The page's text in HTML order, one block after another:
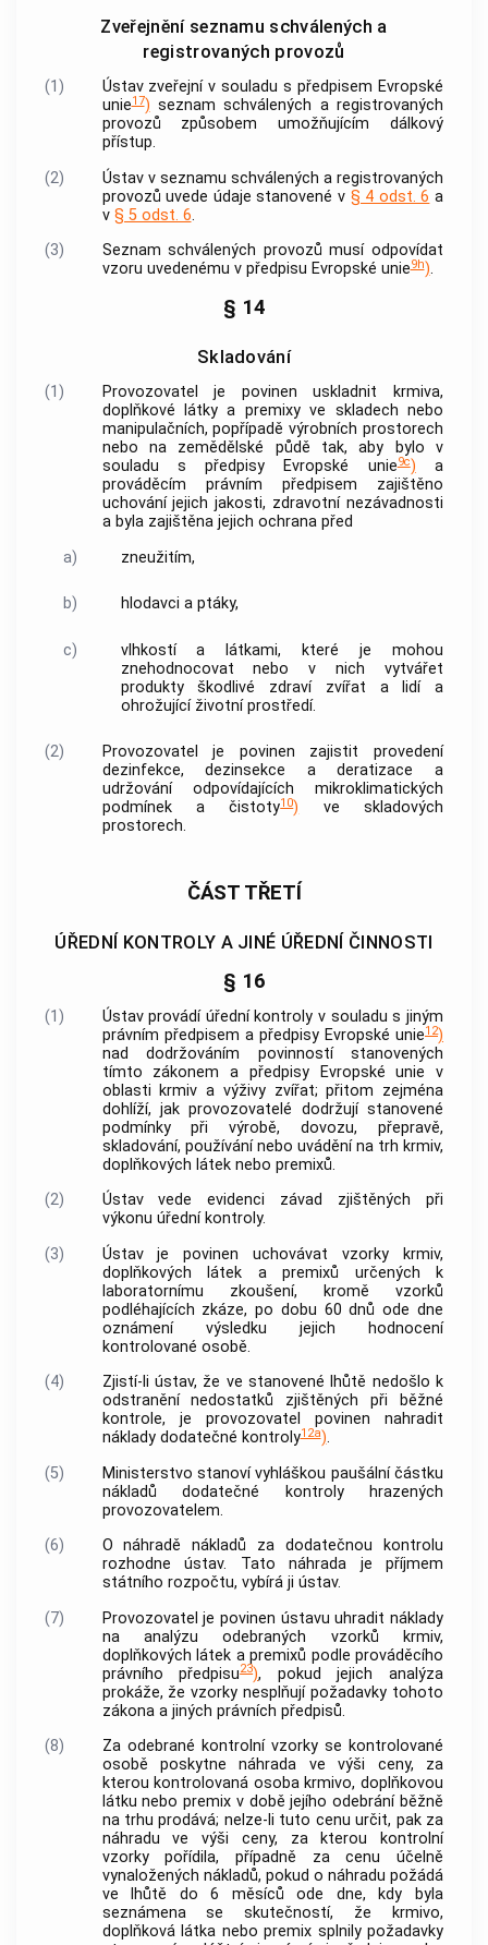
Zveřejnění seznamu schválených a
registrovaných provozů
(1)
Ústav zveřejní v souladu s předpisem Evropské
unie17) seznam schválených a registrovaných
provozů způsobem umožňujícím dálkový
přístup.
(2)
Ústav v seznamu schválených a registrovaných
provozů uvede údaje stanovené v § 4 odst. 6 a
v § 5 odst. 6.
(3)
Seznam schválených provozů musí odpovídat
vzoru uvedenému v předpisu Evropské unie9h).
§ 14
Skladování
(1)
Provozovatel je povinen uskladnit krmiva,
doplňkové látky a premixy ve skladech nebo
manipulačních, popřípadě výrobních prostorech
nebo na zemědělské půdě tak, aby bylo v
souladu s předpisy Evropské unie9c) a
prováděcím právním předpisem zajištěno
uchování jejich jakosti, zdravotní nezávadnosti
a byla zajištěna jejich ochrana před
a)
zneužitím,
b) hlodavci a ptáky,
c)
vlhkostí a látkami, které je mohou
znehodnocovat nebo v nich vytvářet
produkty škodlivé zdraví zvířat a lidí a
ohrožující životní prostředí.
(2)
Provozovatel je povinen zajistit provedení
dezinfekce, dezinsekce a deratizace a
udržování odpovídajících mikroklimatických
podmínek a čistoty10) ve skladových
prostorech.
ČÁST TŘETÍ
ÚŘEDNÍ KONTROLY A JINÉ ÚŘEDNÍ ČINNOSTI
§ 16
(1)
Ústav provádí úřední kontroly v souladu s jiným
právním předpisem a předpisy Evropské unie12)
nad dodržováním povinností stanovených
tímto zákonem a předpisy Evropské unie v
oblasti krmiv a výživy zvířat; přitom zejména
dohlíží, jak provozovatelé dodržují stanovené
podmínky při výrobě, dovozu, přepravě,
skladování, používání nebo uvádění na trh krmiv,
doplňkových látek nebo premixů.
(2)
Ústav vede evidenci závad zjištěných při
výkonu úřední kontroly.
(3)
Ústav je povinen uchovávat vzorky krmiv,
doplňkových látek a premixů určených k
laboratornímu zkoušení, kromě vzorků
podléhajících zkáze, po dobu 60 dnů ode dne
oznámení výsledku jejich hodnocení
kontrolované osobě.
(4)
Zjistí-li ústav, že ve stanovené lhůtě nedošlo k
odstranění nedostatků zjištěných při běžné
kontrole, je provozovatel povinen nahradit
náklady dodatečné kontroly12a).
(5)
Ministerstvo stanoví vyhláškou paušální částku
nákladů dodatečné kontroly hrazených
provozovatelem.
(6)
O náhradě nákladů za dodatečnou kontrolu
rozhodne ústav. Tato náhrada je příjmem
státního rozpočtu, vybírá ji ústav.
(7)
Provozovatel je povinen ústavu uhradit náklady
na analýzu odebraných vzorků krmiv,
doplňkových látek a premixů podle prováděcího
právního předpisu23), pokud jejich analýza
prokáže, že vzorky nesplňují požadavky tohoto
zákona a jiných právních předpisů.
(8)
Za odebrané kontrolní vzorky se kontrolované
osobě poskytne náhrada ve výši ceny, za
kterou kontrolovaná osoba krmivo, doplňkovou
látku nebo premix v době jejího odebrání běžně
na trhu prodává; nelze-li tuto cenu určit, pak za
náhradu ve výši ceny, za kterou kontrolní
vzorky pořídila, případně za cenu účelně
vynaložených nákladů, pokud o náhradu požádá
ve lhůtě do 6 měsíců ode dne, kdy byla
seznámena se skutečností, že krmivo,
doplňková látka nebo premix splnily požadavky